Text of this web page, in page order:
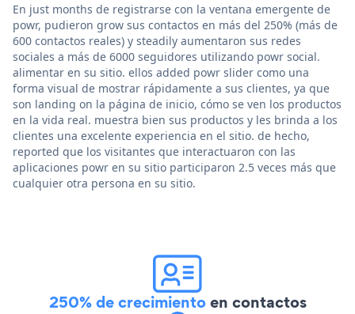
En just months de registrarse con la ventana emergente de
powr, pudieron grow sus contactos en más del 250% (más de
600 contactos reales) y steadily aumentaron sus redes
sociales a más de 6000 seguidores utilizando powr social.
alimentar en su sitio. ellos added powr slider como una
forma visual de mostrar rápidamente a sus clientes, ya que
son landing on la página de inicio, cómo se ven los productos
en la vida real. muestra bien sus productos y les brinda a los
clientes una excelente experiencia en el sitio. de hecho,
reported que los visitantes que interactuaron con las
aplicaciones powr en su sitio participaron 2.5 veces más que
cualquier otra persona en su sitio.
250% de crecimientoen contactos